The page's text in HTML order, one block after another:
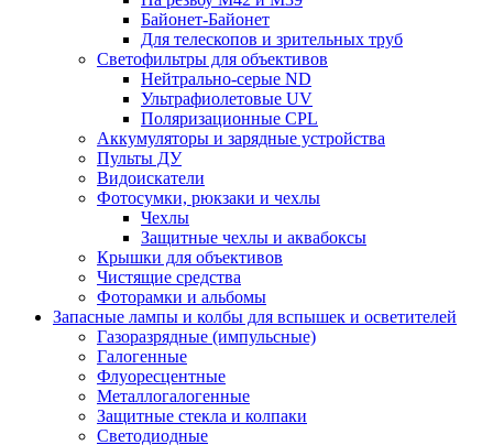
Байонет-Байонет
Для телескопов и зрительных труб
Светофильтры для объективов
Нейтрально-серые ND
Ультрафиолетовые UV
Поляризационные CPL
Аккумуляторы и зарядные устройства
Пульты ДУ
Видоискатели
Фотосумки, рюкзаки и чехлы
Чехлы
Защитные чехлы и аквабоксы
Крышки для объективов
Чистящие средства
Фоторамки и альбомы
Запасные лампы и колбы для вспышек и осветителей
Газоразрядные (импульсные)
Галогенные
Флуоресцентные
Металлогалогенные
Защитные стекла и колпаки
Светодиодные